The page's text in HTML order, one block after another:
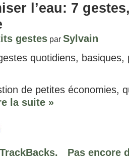
l’eau: 7
gestes par Sylvain
quotidiens, basiques,
de petites économies,
la suite »
Pas encore